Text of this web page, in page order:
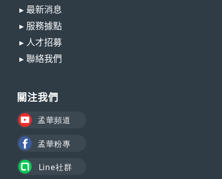
▸ 最新消息
▸ 服務據點
▸ 人才招募
▸ 聯絡我們
關注我們